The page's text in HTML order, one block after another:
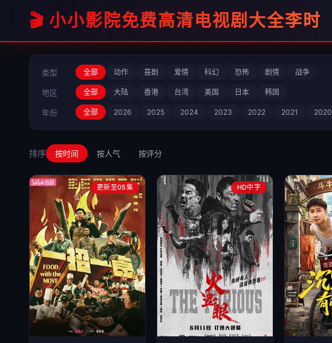
🎬 小小影院免费高清电视剧大全李时
类型 全部 动作 喜剧 爱情 科幻 恐怖 剧情 战争
地区 全部 大陆 香港 台湾 美国 日本 韩国
年份 全部 2026 2025 2024 2023 2022 2021 2020
排序 按时间 按人气 按评分
更新至05集 HD中字